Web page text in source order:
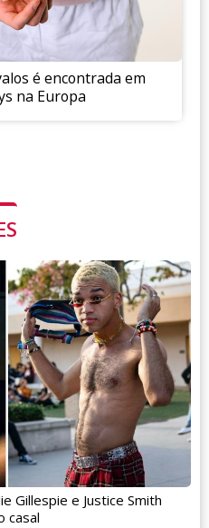
é encontrada em
na Europa
Gillespie e Justice Smith
casal